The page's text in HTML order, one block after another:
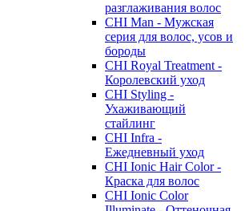
разглаживания волос
CHI Man - Мужская
серия для волос, усов и
бороды
CHI Royal Treatment -
Королевский уход
CHI Styling -
Ухаживающий
стайлинг
CHI Infra -
Ежедневный уход
CHI Ionic Hair Color -
Краска для волос
CHI Ionic Color